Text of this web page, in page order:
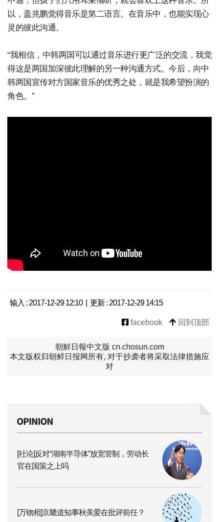
以，盖兆鹏觉得音乐是第二语言。在音乐中，也能实现心
灵的彼此沟通。
“我相信，中韩两国可以通过音乐进行更广泛的交流，我觉
得这是两国加深彼此理解的另一种沟通方式。今后，向中
韩两国宣传对方国家音乐的优秀之处，就是我希望扮演的
角色。”
输入 : 2017-12-29 12:10 | 更新 : 2017-12-29 14:15
facebook 回到顶部
朝鮮日報中文版 cn.chosun.com
本文版权归朝鲜日报网所有, 对于抄袭者将采取法律措施应
对
[社论]反对“湖南半导体”放宽管制，劳动长
官在国策之上吗
[万物相]京畿道知事秋美爱在批评前任？